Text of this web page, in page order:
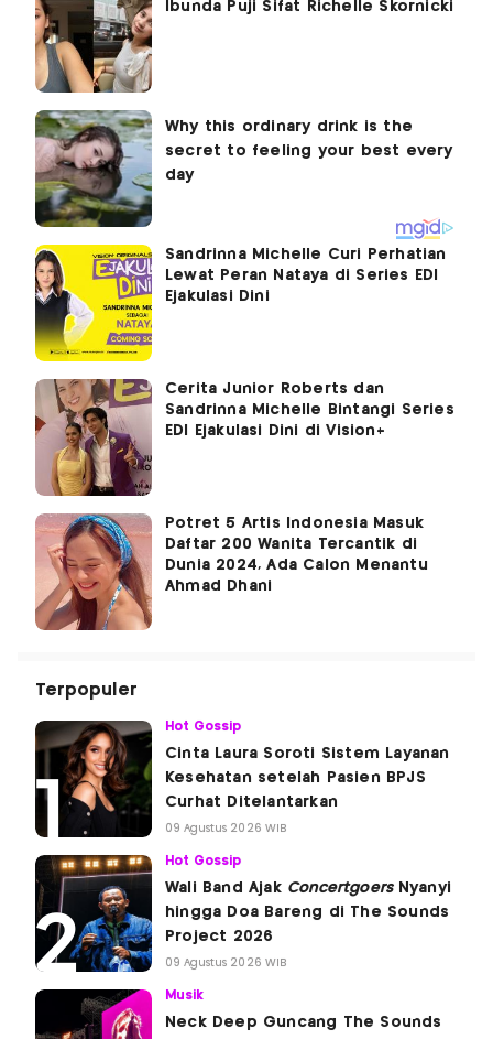
Ibunda Puji Sifat Richelle Skornicki
Sandrinna Michelle Curi Perhatian
Lewat Peran Nataya di Series EDI
Ejakulasi Dini
Cerita Junior Roberts dan
Sandrinna Michelle Bintangi Series
EDI Ejakulasi Dini di Vision+
Potret 5 Artis Indonesia Masuk
Daftar 200 Wanita Tercantik di
Dunia 2024, Ada Calon Menantu
Ahmad Dhani
Terpopuler
Hot Gossip
Cinta Laura Soroti Sistem Layanan
Kesehatan setelah Pasien BPJS
Curhat Ditelantarkan
09 Agustus 2026 WIB
Hot Gossip
Wali Band Ajak ConcertgoersNyanyi
hingga Doa Bareng di The Sounds
Project 2026
09 Agustus 2026 WIB
Musik
Neck Deep Guncang The Sounds